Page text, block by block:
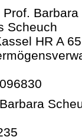
Scheuch
HR A